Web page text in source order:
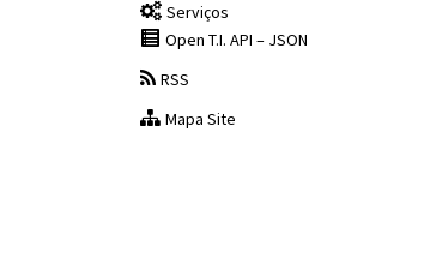
Serviços
Open T.I. API – JSON
RSS
Mapa Site